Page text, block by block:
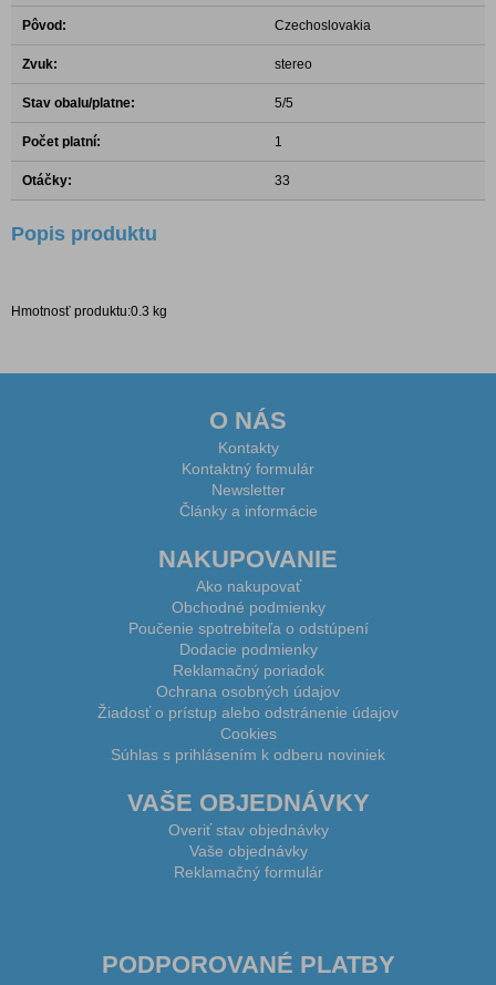
Pôvod: Czechoslovakia
Zvuk: stereo
Stav obalu/platne: 5/5
Počet platní: 1
Otáčky: 33
Popis produktu
Hmotnosť produktu:0.3 kg
O NÁS
Kontakty
Kontaktný formulár
Newsletter
Články a informácie
NAKUPOVANIE
Ako nakupovať
Obchodné podmienky
Poučenie spotrebiteľa o odstúpení
Dodacie podmienky
Reklamačný poriadok
Ochrana osobných údajov
Žiadosť o prístup alebo odstránenie údajov
Cookies
Súhlas s prihlásením k odberu noviniek
VAŠE OBJEDNÁVKY
Overiť stav objednávky
Vaše objednávky
Reklamačný formulár
PODPOROVANÉ PLATBY